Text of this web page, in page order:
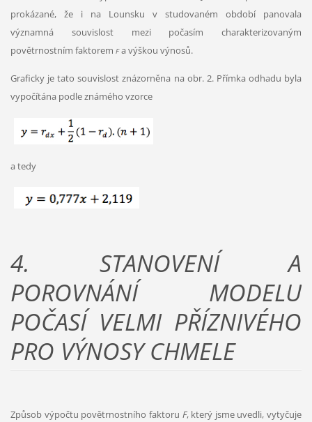
prokázané, že i na Lounsku v studovaném období panovala
významná souvislost mezi počasím charakterizovaným
povětrnostním faktorem Fa výškou výnosů.
Graficky je tato souvislost znázorněna na obr. 2. Přímka odhadu byla
vypočítána podle známého vzorce
a tedy
4. STANOVENÍ A
POROVNÁNÍ MODELU
POČASÍ VELMI PŘÍZNIVÉHO
PRO VÝNOSY CHMELE
Způsob výpočtu povětrnostního faktoru F, který jsme uvedli, vytyčuje